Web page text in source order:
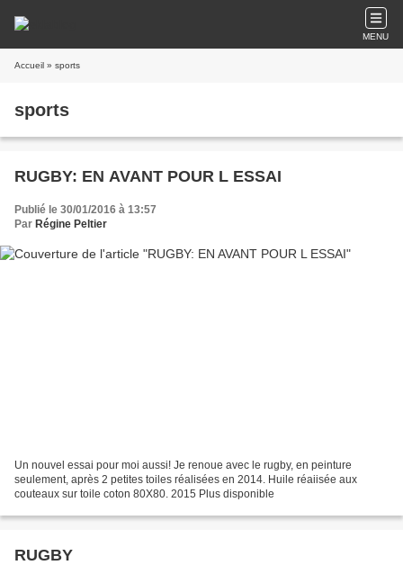
MENU
Accueil » sports
sports
RUGBY: EN AVANT POUR L ESSAI
Publié le 30/01/2016 à 13:57
Par Régine Peltier
Un nouvel essai pour moi aussi! Je renoue avec le rugby, en peinture
seulement, après 2 petites toiles réalisées en 2014. Huile réaiisée aux
couteaux sur toile coton 80X80. 2015 Plus disponible
RUGBY